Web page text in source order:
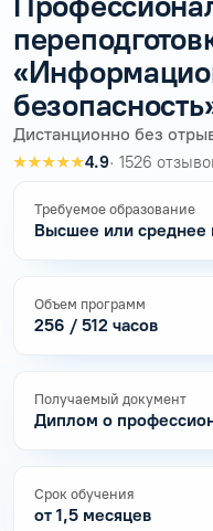
Дистанционно без
★★★★★4.9· 1526
Требуемое образование
Высшее или среднее
Объем программ
256 / 512 часов
Получаемый документ
Диплом о
Срок обучения
от 1,5 месяцев